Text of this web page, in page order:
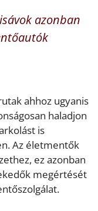
azonban
ahhoz ugyanis
haladjon
is
Az életmentők
ez azonban
megértését